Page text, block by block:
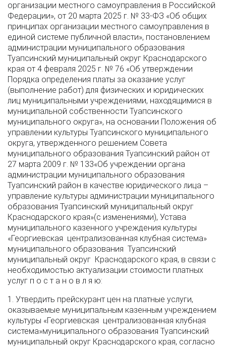
организации местного самоуправления в Российской
Федерации», от 20 марта 2025 г. № 33-ФЗ «Об общих
принципах организации местного самоуправления в
единой системе публичной власти», постановлением
администрации муниципального образования
Туапсинский муниципальный округ Краснодарского
края от 4 февраля 2025 г. № 76 «Об утверждении
Порядка определения платы за оказание услуг
(выполнение работ) для физических и юридических
лиц муниципальными учреждениями, находящимися в
муниципальной собственности Туапсинского
муниципального округа», на основании Положения об
управлении культуры Туапсинского муниципального
округа, утвержденного решением Совета
муниципального образования Туапсинский район от
27 марта 2009 г. № 133«Об учреждении органа
администрации муниципального образования
Туапсинский район в качестве юридического лица –
управление культуры администрации муниципального
образования Туапсинский муниципальный округ
Краснодарского края»(с изменениями), Устава
муниципального казенного учреждения культуры
«Георгиевская централизованная клубная система»
муниципального образования Туапсинский
муниципальный округ Краснодарского края, в связи с
необходимостью актуализации стоимости платных
услуг п о с т а н о в л я ю:
1. Утвердить прейскурант цен на платные услуги,
оказываемые муниципальным казенным учреждением
культуры «Георгиевская централизованная клубная
система»муниципального образования Туапсинский
муниципальный округ Краснодарского края, согласно